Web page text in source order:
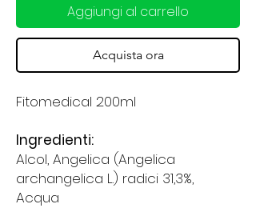
Aggiungi al carrello
Acquista ora
Fitomedical 200ml
Ingredienti:
Alcol, Angelica (Angelica
archangelica L.) radici 31,3%,
Acqua